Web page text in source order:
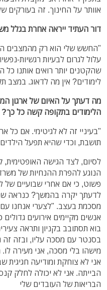
אוותר על החינוך. זה בעורקים
דור העתיד ייראה אחרת בגלל
"החשש שלי הוא רק מהמצבים
עלול לגרום לבעיות רגשיות-
שהקטנים יותר רואים אותנו כל
לימודים? אין מה לדאוג. במצב
מה דעתך על האיום של ארגון
הלימודים בתקופה קשה כל כך?
"בעיניי זה לא לגיטימי. אם כל
תושבת, וכדי שהיא תפעל הילדים
לסיום, לצד הגישה
הנוגע להפרת ההנחיות של
פשוט, כי אם אחרי שבועיים של
לדעתך יקרה בהמשך? כנראה
מסכמת בעצב. "לצערי אנחנו
אנשים מקיימים אירועים
בוא תסתובב בקניון ותראה
בסנטר עם מסכה עליו, ובזה זה
מישהו בלי מסכה, אני מעירה
אני לא צוחקת ומודיעה חגיגית
הבייתה. אני לא יכולה לחלק
הבריאות של העובדים שלי